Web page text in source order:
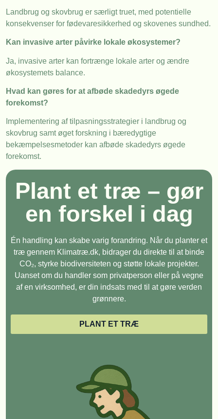
Landbrug og skovbrug er særligt truet, med potentielle
konsekvenser for fødevaresikkerhed og skovenes sundhed.
Kan invasive arter påvirke lokale økosystemer?
Ja, invasive arter kan fortrænge lokale arter og ændre
økosystemets balance.
Hvad kan gøres for at afbøde skadedyrs øgede
forekomst?
Implementering af tilpasningsstrategier i landbrug og
skovbrug samt øget forskning i bæredygtige
bekæmpelsesmetoder kan afbøde skadedyrs øgede
forekomst.
Plant et træ – gør
en forskel i dag
Én handling kan skabe varig forandring. Når du planter et
træ gennem Klimatræ.dk, bidrager du direkte til at binde
CO₂, styrke biodiversiteten og støtte lokale projekter.
Uanset om du handler som privatperson eller på vegne
af en virksomhed, er din indsats med til at gøre verden
grønnere.
PLANT ET TRÆ